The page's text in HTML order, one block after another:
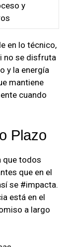
y
en lo técnico,
no se disfruta
y la energía
mantiene
cuando
Plazo
que todos
que en el
se #impacta.
está en el
a largo